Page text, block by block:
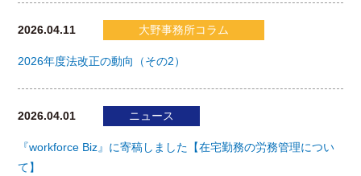
2026.04.11 大野事務所コラム
2026年度法改正の動向（その2）
2026.04.01 ニュース
『workforce Biz』に寄稿しました【在宅勤務の労務管理につい
て】